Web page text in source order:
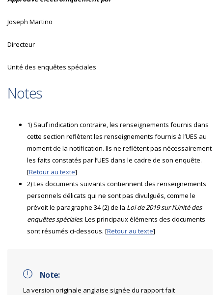
Joseph Martino
Directeur
Unité des enquêtes spéciales
Notes
1) Sauf indication contraire, les renseignements fournis dans
cette section reflètent les renseignements fournis à l’UES au
moment de la notification. Ils ne reflètent pas nécessairement
les faits constatés par l’UES dans le cadre de son enquête.
[Retour au texte]
2) Les documents suivants contiennent des renseignements
personnels délicats qui ne sont pas divulgués, comme le
prévoit le paragraphe 34 (2) de la Loi de 2019 sur l’Unité des
enquêtes spéciales. Les principaux éléments des documents
sont résumés ci-dessous. [Retour au texte]
Note:
La version originale anglaise signée du rapport fait